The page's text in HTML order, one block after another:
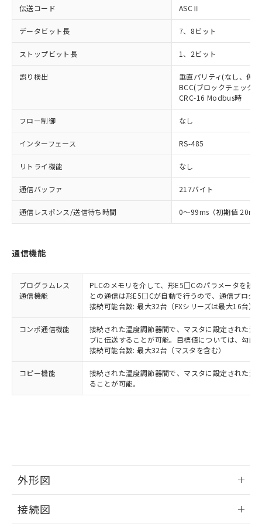
伝送コード ASCⅡ
データビット長 7、8ビット
ストップビット長 1、2ビット
誤り検出
垂直パリティ(なし、偶
BCC(ブロックチェック
CRC-16 Modbus時
フロー制御 なし
インターフェース RS-485
リトライ機能 なし
通信バッファ 217バイト
通信レスポンス/送信待ち時間 0～99ms（初期値 20ms
通信機能
プログラムレス
通信機能
PLCのメモリを介して、形E5□Cのパラメータを読
との通信は形E5□Cが自動で行うので、通信プログ
接続可能台数: 最大32台（FXシリーズは最大16台）
コンポ通信機能
接続された温度調節器間で、マスタに設定された温
ブに伝送することが可能。目標値については、勾配
接続可能台数: 最大32台（マスタを含む）
コピー機能
接続された温度調節器間で、マスタに設定された温
ることが可能。
外形図
接続図